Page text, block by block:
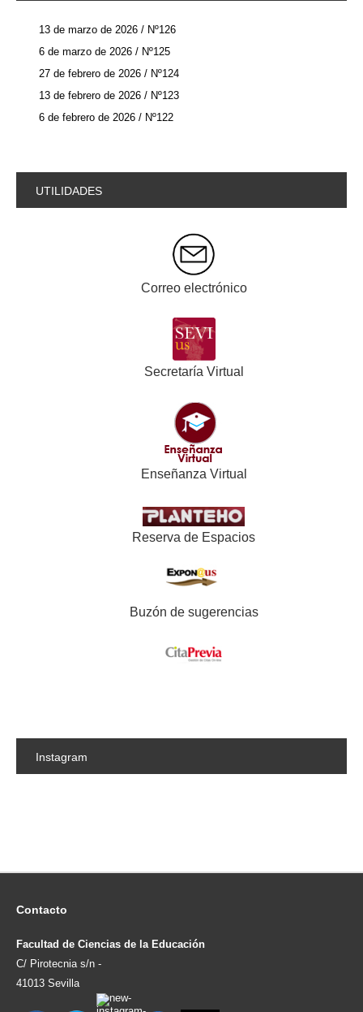
13 de marzo de 2026 / Nº126
6 de marzo de 2026 / Nº125
27 de febrero de 2026 / Nº124
13 de febrero de 2026 / Nº123
6 de febrero de 2026 / Nº122
UTILIDADES
Correo electrónico
Secretaría Virtual
Enseñanza Virtual
Reserva de Espacios
Buzón de sugerencias
Instagram
Contacto
Facultad de Ciencias de la Educación
C/ Pirotecnia s/n -
41013 Sevilla